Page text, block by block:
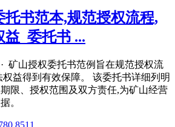
托书范本,规范授权流程,
_委托书 ...
矿山授权委托书范例旨在规范授权流
益得到有效保障。 该委托书详细列明
限、授权范围及双方责任,为矿山经营
。
8511